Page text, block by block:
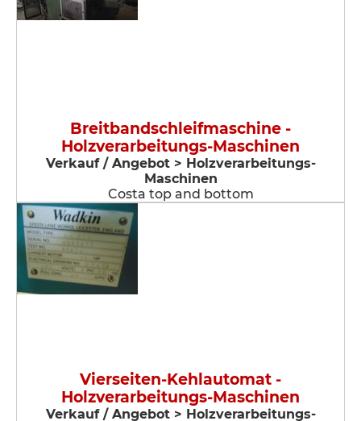
Breitbandschleifmaschine -
Holzverarbeitungs-Maschinen
Verkauf / Angebot > Holzverarbeitungs-
Maschinen
Costa top and bottom
Vierseiten-Kehlautomat -
Holzverarbeitungs-Maschinen
Verkauf / Angebot > Holzverarbeitungs-